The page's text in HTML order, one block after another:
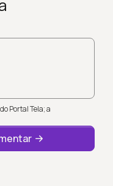
Portal Tela; a